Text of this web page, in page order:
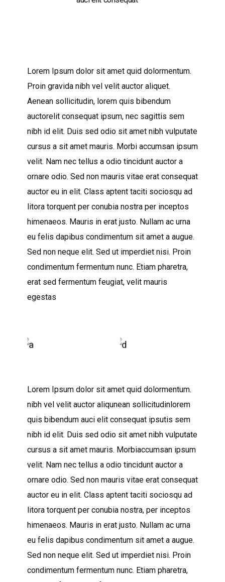
Lorem Ipsum dolor sit amet quid dolormentum.
Proin gravida nibh vel velit auctor aliquet.
Aenean sollicitudin, lorem quis bibendum
auctorelit consequat ipsum, nec sagittis sem
nibh id elit. Duis sed odio sit amet nibh vulputate
cursus a sit amet mauris. Morbi accumsan ipsum
velit. Nam nec tellus a odio tincidunt auctor a
ornare odio. Sed non mauris vitae erat consequat
auctor eu in elit. Class aptent taciti sociosqu ad
litora torquent per conubia nostra per inceptos
himenaeos. Mauris in erat justo. Nullam ac urna
eu felis dapibus condimentum sit amet a augue.
Sed non neque elit. Sed ut imperdiet nisi. Proin
condimentum fermentum nunc. Etiam pharetra,
erat sed fermentum feugiat, velit mauris
egestas
Lorem Ipsum dolor sit amet quid dolormentum.
nibh vel velit auctor aliqunean sollicitudinlorem
quis bibendum auci elit consequat ipsutis sem
nibh id elit. Duis sed odio sit amet nibh vulputate
cursus a sit amet mauris. Morbiaccumsan ipsum
velit. Nam nec tellus a odio tincidunt auctor a
ornare odio. Sed non mauris vitae erat consequat
auctor eu in elit. Class aptent taciti sociosqu ad
litora torquent per conubia nostra, per inceptos
himenaeos. Mauris in erat justo. Nullam ac urna
eu felis dapibus condimentum sit amet a augue.
Sed non neque elit. Sed ut imperdiet nisi. Proin
condimentum fermentum nunc. Etiam pharetra,